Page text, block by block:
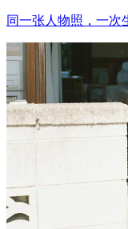
同一张人物照，一次